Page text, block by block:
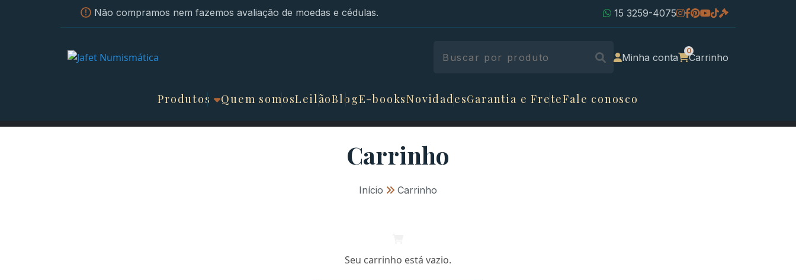
Não compramos nem fazemos avaliação de moedas e cédulas. 15 3259-4075
Minha conta Carrinho
Produtos Quem somosLeilãoBlogE-booksNovidadesGarantia e FreteFale conosco
Carrinho
Início » Carrinho
Seu carrinho está vazio.